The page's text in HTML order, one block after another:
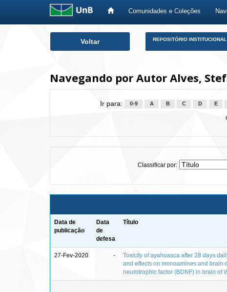
Comunidades e Coleções
Voltar REPOSITÓRIO
Navegando por Autor Alves,
Ir para: 0-9 A B C D E
Classificar por:
Data de
publicação
Data
de
defesa
Título
27-Fev-2020 -
Toxicity of ayahuasca after 28 days
and effects on monoamines and brain-
neurotrophic factor (BDNF) in brain of